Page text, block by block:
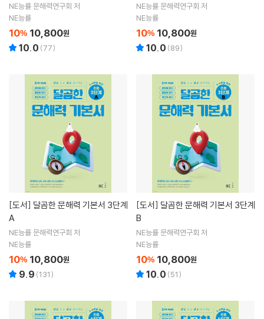
NE능률 문해력연구회 저
NE능률
10% 10,800원
10.0 (77)
NE능률 문해력연구회 저
NE능률
10% 10,800원
10.0 (89)
[도서]
A
NE능률 문해력연구회 저
NE능률
10% 10,800원
9.9 (131)
[도서]
B
NE능률 문해력연구회 저
NE능률
10% 10,800원
10.0 (51)